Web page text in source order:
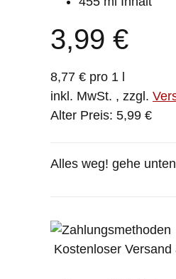
3,99 €
8,77 € pro 1 l
inkl. MwSt. , zzgl.
Alter Preis: 5,99 €
Alles weg! gehe
Kostenloser